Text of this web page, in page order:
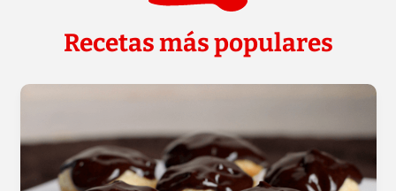
Recetas más populares